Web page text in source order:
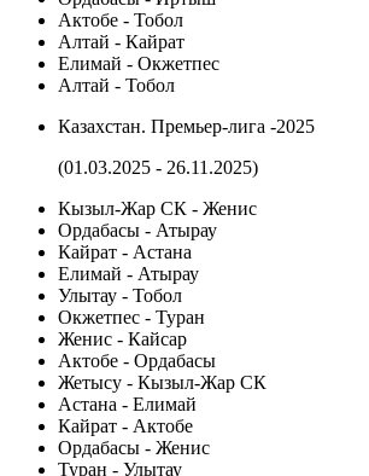
Актобе - Тобол
Алтай - Кайрат
Елимай - Окжетпес
Алтай - Тобол
Казахстан. Премьер-лига -2025
(01.03.2025 - 26.11.2025)
Кызыл-Жар СК - Женис
Ордабасы - Атырау
Кайрат - Астана
Елимай - Атырау
Улытау - Тобол
Окжетпес - Туран
Женис - Кайсар
Актобе - Ордабасы
Жетысу - Кызыл-Жар СК
Астана - Елимай
Кайрат - Актобе
Ордабасы - Женис
Туран - Улытау